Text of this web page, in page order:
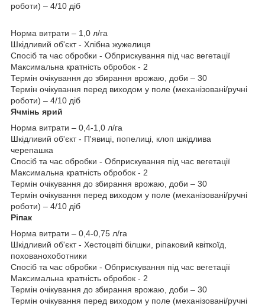
роботи) – 4/10 діб
Норма витрати – 1,0 л/га
Шкідливий об'єкт - Хлібна жужелиця
Спосіб та час обробки - Обприскування під час вегетації
Максимальна кратність обробок - 2
Термін очікування до збирання врожаю, доби – 30
Термін очікування перед виходом у поле (механізовані/ручні
роботи) – 4/10 діб
Ячмінь ярий
Норма витрати – 0,4-1,0 л/га
Шкідливий об'єкт - П'явиці, попелиці, клоп шкідлива
черепашка
Спосіб та час обробки - Обприскування під час вегетації
Максимальна кратність обробок - 2
Термін очікування до збирання врожаю, доби – 30
Термін очікування перед виходом у поле (механізовані/ручні
роботи) – 4/10 діб
Ріпак
Норма витрати – 0,4-0,75 л/га
Шкідливий об'єкт - Хестоцвіті білшки, ріпаковий квіткоїд,
похованохоботники
Спосіб та час обробки - Обприскування під час вегетації
Максимальна кратність обробок - 2
Термін очікування до збирання врожаю, доби – 30
Термін очікування перед виходом у поле (механізовані/ручні